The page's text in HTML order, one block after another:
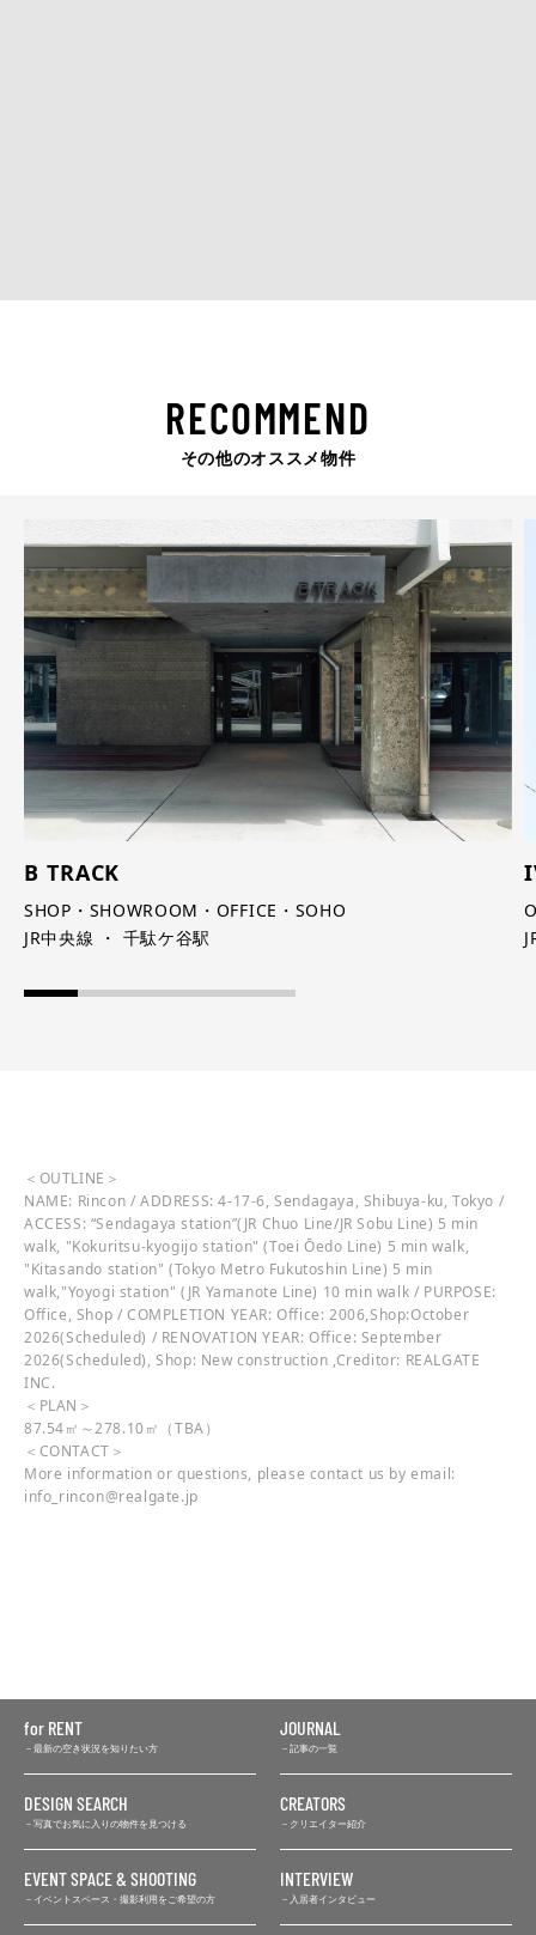
RECOMMEND
その他のオススメ物件
B TRACK
SHOP・SHOWROOM・OFFICE・SOHO
JR中央線 ・ 千駄ケ谷駅
＜OUTLINE＞
NAME: Rincon / ADDRESS: 4-17-6, Sendagaya, Shibuya-ku, Tokyo /
ACCESS: “Sendagaya station”(JR Chuo Line/JR Sobu Line) 5 min
walk, "Kokuritsu-kyogijo station" (Toei Ōedo Line) 5 min walk,
"Kitasando station" (Tokyo Metro Fukutoshin Line) 5 min
walk,"Yoyogi station" (JR Yamanote Line) 10 min walk / PURPOSE:
Office, Shop / COMPLETION YEAR: Office: 2006,Shop:October
2026(Scheduled) / RENOVATION YEAR: Office: September
2026(Scheduled), Shop: New construction ,Creditor: REALGATE
INC.
＜PLAN＞
87.54㎡～278.10㎡（TBA）
＜CONTACT＞
More information or questions, please contact us by email:
info_rincon@realgate.jp
for RENT
最新の空き状況を知りたい方
JOURNAL
記事の一覧
DESIGN SEARCH
写真でお気に入りの物件を見つける
CREATORS
クリエイター紹介
EVENT SPACE & SHOOTING
イベントスペース・撮影利用をご希望の方
INTERVIEW
入居者インタビュー